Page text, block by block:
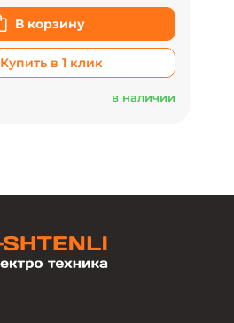
В корзину
Купить в 1 клик
в наличии